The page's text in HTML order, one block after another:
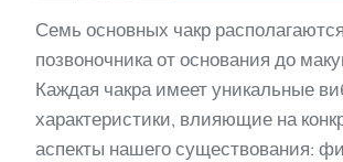
Семь основных чакр
позвоночника от основания до
Каждая чакра имеет уникальные
характеристики, влияющие на
аспекты нашего существования: